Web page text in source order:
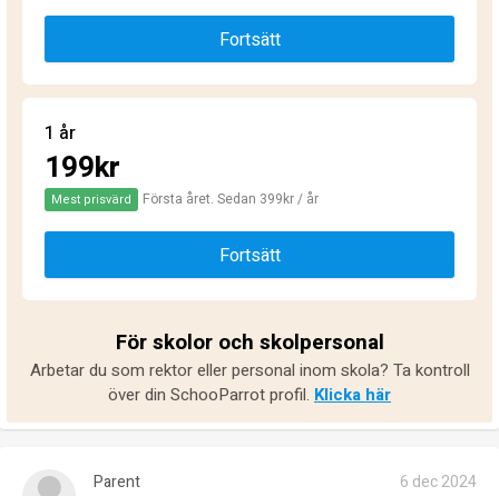
Fortsätt
1 år
199kr
Mest prisvärd Första året. Sedan 399kr / år
Fortsätt
För skolor och skolpersonal
Arbetar du som rektor eller personal inom skola? Ta kontroll
över din SchooParrot profil. Klicka här
Parent
6 dec 2024